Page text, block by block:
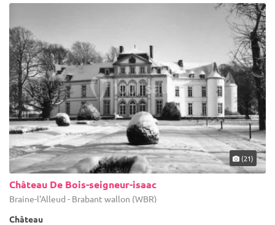
(21)
Château De Bois-seigneur-isaac
Braine-l'Alleud - Brabant wallon (WBR)
Château